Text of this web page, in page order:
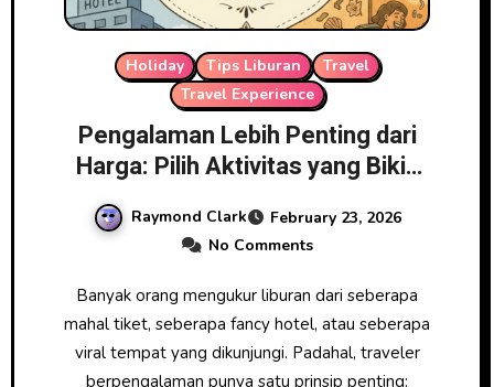
Holiday Tips Liburan
Travel
Travel Experience
Pengalaman Lebih Penting dari
Harga: Pilih Aktivitas yang Bikin
Raymond Clark
February 23, 2026
No Comments
Banyak orang mengukur liburan dari seberapa
mahal tiket, seberapa fancy hotel, atau seberapa
viral tempat yang dikunjungi. Padahal, traveler
berpengalaman punya satu prinsip penting: